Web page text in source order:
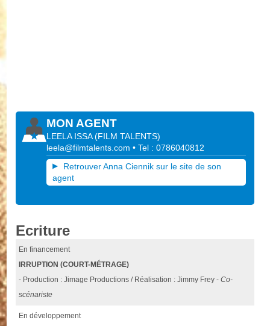
MON AGENT
LEELA ISSA (FILM TALENTS)
leela@filmtalents.com • Tel : 0786040812
Retrouver Anna Ciennik sur le site de son
agent
Ecriture
En financement
IRRUPTION (COURT-MÉTRAGE)
- Production : Jimage Productions / Réalisation : Jimmy Frey -Co-
scénariste
En développement